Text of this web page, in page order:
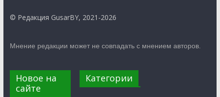
© Редакция GusarBY, 2021-2026
Мнение редакции может не совпадать с мнением авторов.
Новое на
сайте
Категории